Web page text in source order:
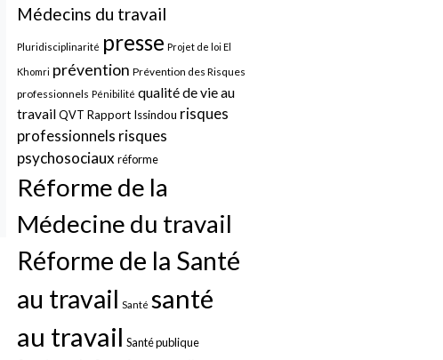
Médecins du travail
Pluridisciplinarité presse Projet de loi El
Khomri prévention Prévention des Risques
professionnels Pénibilité qualité de vie au
travailQVT Rapport Issindou risques
professionnels risques
psychosociaux réforme
Réforme de la
Médecine du travail
Réforme de la Santé
au travail Santé santé
au travail Santé publique